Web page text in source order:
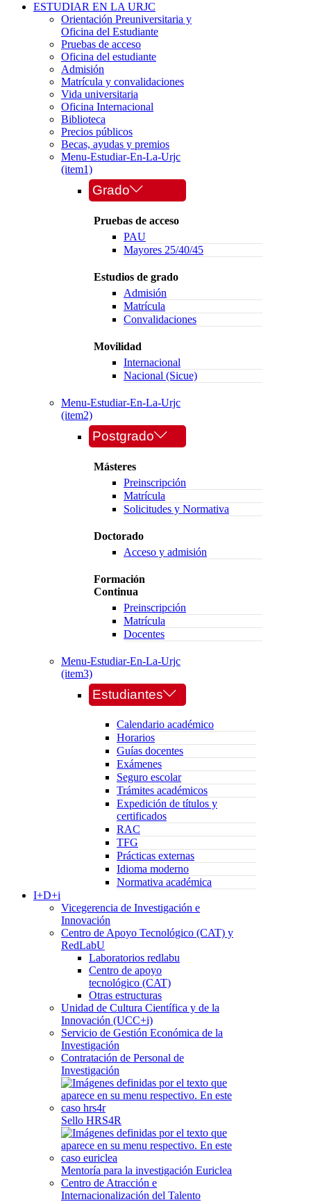
ESTUDIAR EN LA URJC
Orientación Preuniversitaria y
Oficina del Estudiante
Pruebas de acceso
Oficina del estudiante
Admisión
Matrícula y convalidaciones
Vida universitaria
Oficina Internacional
Biblioteca
Precios públicos
Becas, ayudas y premios
Menu-Estudiar-En-La-Urjc
(item1)
Grado
Pruebas de acceso
PAU
Mayores 25/40/45
Estudios de grado
Admisión
Matrícula
Convalidaciones
Movilidad
Internacional
Nacional (Sicue)
Menu-Estudiar-En-La-Urjc
(item2)
Postgrado
Másteres
Preinscripción
Matrícula
Solicitudes y Normativa
Doctorado
Acceso y admisión
Formación
Continua
Preinscripción
Matrícula
Docentes
Menu-Estudiar-En-La-Urjc
(item3)
Estudiantes
Calendario académico
Horarios
Guías docentes
Exámenes
Seguro escolar
Trámites académicos
Expedición de títulos y
certificados
RAC
TFG
Prácticas externas
Idioma moderno
Normativa académica
I+D+i
Vicegerencia de Investigación e
Innovación
Centro de Apoyo Tecnológico (CAT) y
RedLabU
Laboratorios redlabu
Centro de apoyo
tecnológico (CAT)
Otras estructuras
Unidad de Cultura Científica y de la
Innovación (UCC+i)
Servicio de Gestión Económica de la
Investigación
Contratación de Personal de
Investigación
Sello HRS4R
Mentoría para la investigación Euriclea
Centro de Atracción e
Internacionalización del Talento